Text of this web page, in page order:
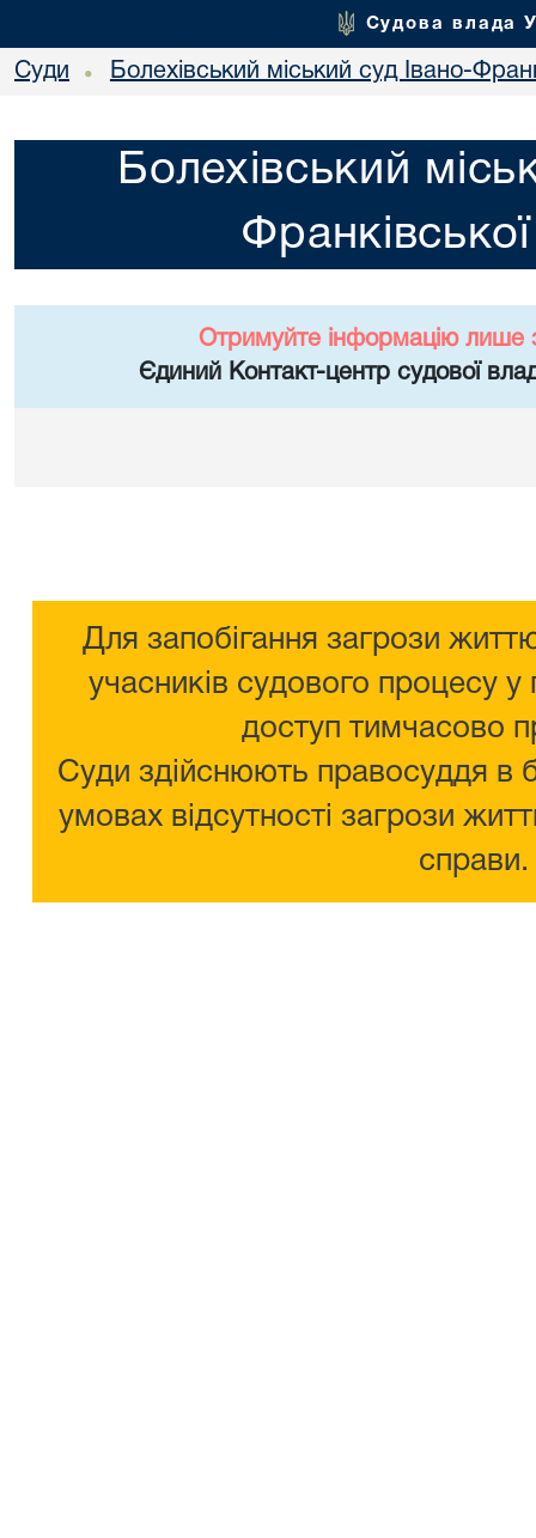
Судова влада
Суди • Болехівський міський суд Івано-
Болехівський
Отримуйте інформацію лише
Єдиний Контакт-центр судової
Для запобігання загрози
учасників судового процесу у
доступ тимчасово
Суди здійснюють правосуддя в
умовах відсутності загрози
справи.